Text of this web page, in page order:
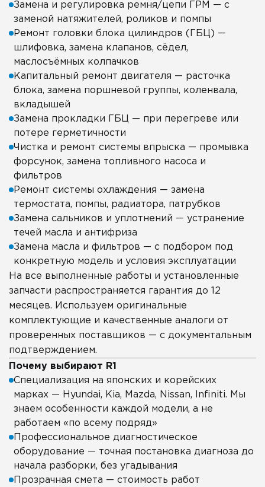
Замена и регулировка ремня/цепи ГРМ — с
заменой натяжителей, роликов и помпы
Ремонт головки блока цилиндров (ГБЦ) —
шлифовка, замена клапанов, сёдел,
маслосъёмных колпачков
Капитальный ремонт двигателя — расточка
блока, замена поршневой группы, коленвала,
вкладышей
Замена прокладки ГБЦ — при перегреве или
потере герметичности
Чистка и ремонт системы впрыска — промывка
форсунок, замена топливного насоса и
фильтров
Ремонт системы охлаждения — замена
термостата, помпы, радиатора, патрубков
Замена сальников и уплотнений — устранение
течей масла и антифриза
Замена масла и фильтров — с подбором под
конкретную модель и условия эксплуатации
На все выполненные работы и установленные
запчасти распространяется гарантия до 12
месяцев. Используем оригинальные
комплектующие и качественные аналоги от
проверенных поставщиков — с документальным
подтверждением.
Почему выбирают R1
Специализация на японских и корейских
марках — Hyundai, Kia, Mazda, Nissan, Infiniti. Мы
знаем особенности каждой модели, а не
работаем «по всему подряд»
Профессиональное диагностическое
оборудование — точная постановка диагноза до
начала разборки, без угадывания
Прозрачная смета — стоимость работ